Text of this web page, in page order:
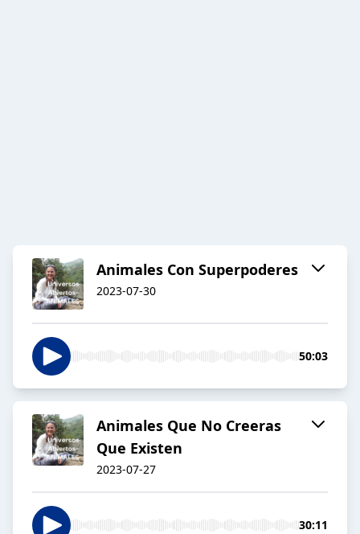
Animales Con Superpoderes
2023-07-30
50:03
Animales Que No Creeras
Que Existen
2023-07-27
30:11